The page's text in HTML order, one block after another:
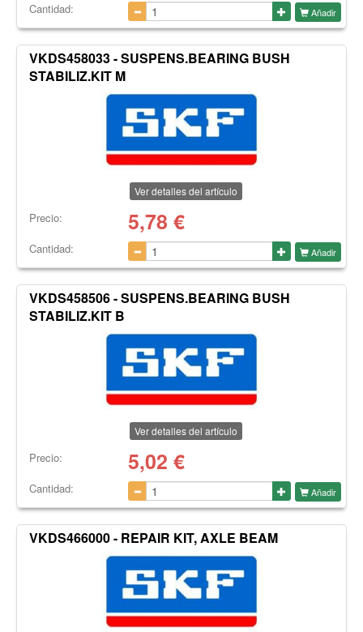
Cantidad: Añadir
VKDS458033 - SUSPENS.BEARING BUSH
STABILIZ.KIT M
Ver detalles del artículo
Precio: 5,78 €
Cantidad: Añadir
VKDS458506 - SUSPENS.BEARING BUSH
STABILIZ.KIT B
Ver detalles del artículo
Precio: 5,02 €
Cantidad: Añadir
VKDS466000 - REPAIR KIT, AXLE BEAM